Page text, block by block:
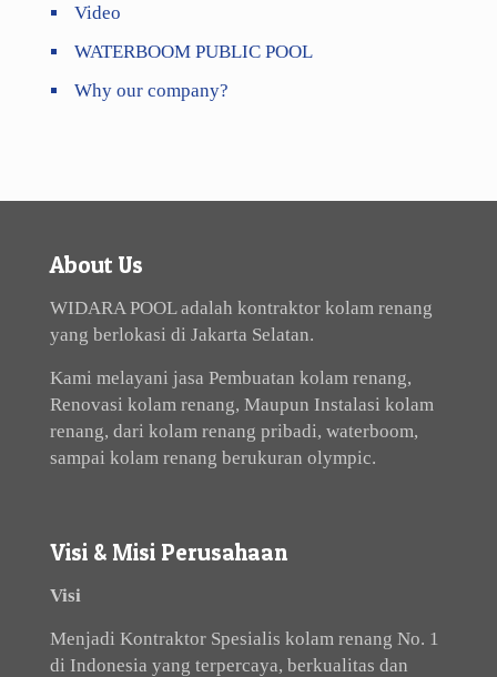
Video
WATERBOOM PUBLIC POOL
Why our company?
About Us
WIDARA POOL adalah kontraktor kolam renang
yang berlokasi di Jakarta Selatan.
Kami melayani jasa Pembuatan kolam renang,
Renovasi kolam renang, Maupun Instalasi kolam
renang, dari kolam renang pribadi, waterboom,
sampai kolam renang berukuran olympic.
Visi & Misi Perusahaan
Visi
Menjadi Kontraktor Spesialis kolam renang No. 1
di Indonesia yang terpercaya, berkualitas dan